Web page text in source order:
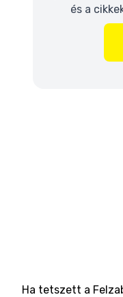
és a
Ha tetszett a